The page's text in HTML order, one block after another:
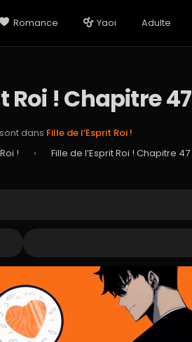
Romance Yaoi Adulte
Roi ! Chapitre 47
dans Fille de l’Esprit Roi !
! › Fille de l’Esprit Roi ! Chapitre 47